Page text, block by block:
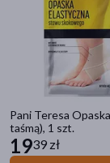
Pani Teresa
taśmą), 1 szt.
1939 zł
Stroje i
Filtry